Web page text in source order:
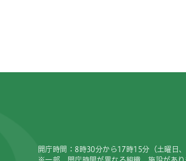
開庁時間：8時30分から17時15分（土曜日